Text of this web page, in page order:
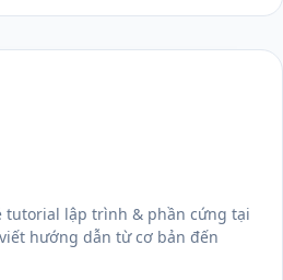
tutorial lập trình & phần cứng tại
hướng dẫn từ cơ bản đến